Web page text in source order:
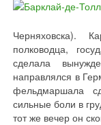
Черняховска).
полководца,
сделала
направлялся в
фельдмаршала
сильные боли в
тот же вечер он